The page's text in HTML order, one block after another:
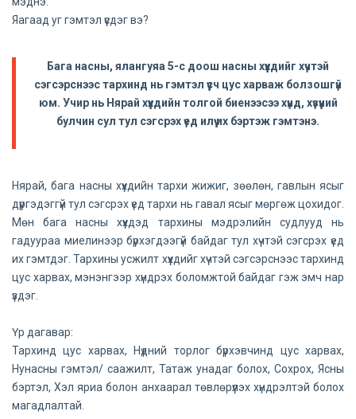
Яагаад уг гэмтэл үүсдэг вэ?
Бага насны, ялангуяа 5-с доош насны хүүхдийг хүчтэй
сэгсэрснээс тархинд нь гэмтэл үүсч цус харваж болзошгүй
юм. Учир нь Нярай хүүхдийн толгой биенээсээ хүнд, хүзүүний
булчин сул тул сэгсрэх үед илүү их бэртэж гэмтэнэ.
Нярай, бага насны хүүхдийн тархи жижиг, зөөлөн, гавлын ясыг
дүүргэдэггүй тул сэгсрэх үед тархи нь гавал ясыг мөргөж цохидог.
Мөн бага насны хүүхдэд тархины мэдрэлийн судлууд нь
гадуураа миелинээр бүрхэгдээгүй байдаг тул хүчтэй сэгсрэх үед
их гэмтдэг. Тархины усжилт хүүхдийг хүчтэй сэгсэрснээс тархинд
цус харвах, мэнэнгээр хүндрэх боломжтой байдаг гэж эмч нар
үздэг.
Үр дагавар:
Тархинд цус харвах, Нүдний торлог бүрхэвчинд цус харвах,
Нунасны гэмтэл/ саажилт, Татаж унадаг болох, Сохрох, Ясны
бэртэл, Хэл яриа болон анхаарал төвлөрүүлэх хүндрэлтэй болох
магадлалтай.